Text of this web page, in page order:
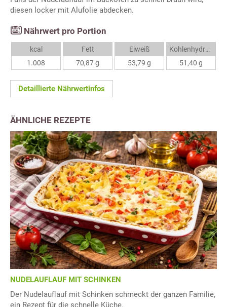
diesen locker mit Alufolie abdecken.
Nährwert pro Portion
kcal
1.008
Fett
70,87 g
Eiweiß
53,79 g
Kohlenhydrate
51,40 g
Detaillierte Nährwertinfos
ÄHNLICHE REZEPTE
NUDELAUFLAUF MIT SCHINKEN
Der Nudelauflauf mit Schinken schmeckt der ganzen Familie,
ein Rezept für die schnelle Küche.